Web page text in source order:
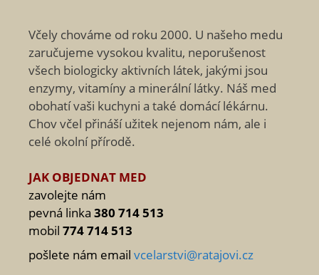
Včely chováme od roku 2000. U našeho medu
zaručujeme vysokou kvalitu, neporušenost
všech biologicky aktivních látek, jakými jsou
enzymy, vitamíny a minerální látky. Náš med
obohatí vaši kuchyni a také domácí lékárnu.
Chov včel přináší užitek nejenom nám, ale i
celé okolní přírodě.
JAK OBJEDNAT MED
zavolejte nám
pevná linka 380 714 513
mobil 774 714 513
pošlete nám email vcelarstvi@ratajovi.cz